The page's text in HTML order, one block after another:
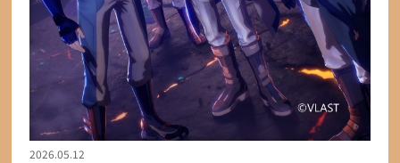
2026.05.12